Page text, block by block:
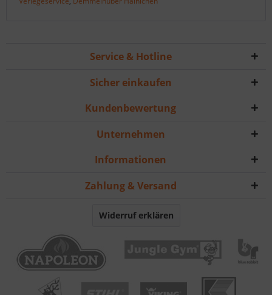
Service & Hotline
Sicher einkaufen
Kundenbewertung
Unternehmen
Informationen
Zahlung & Versand
Widerruf erklären